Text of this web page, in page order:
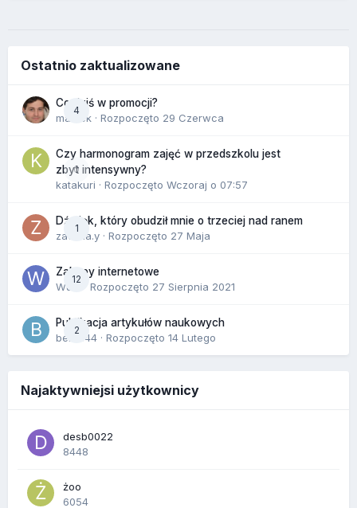
Ostatnio zaktualizowane
4
Co dziś w promocji?
maciek · Rozpoczęto 29 Czerwca
0
Czy harmonogram zajęć w przedszkolu jest
zbyt intensywny?
katakuri · Rozpoczęto Wczoraj o 07:57
1
Dźwięk, który obudził mnie o trzeciej nad ranem
zackr.a.y · Rozpoczęto 27 Maja
12
Zakupy internetowe
Wula · Rozpoczęto 27 Sierpnia 2021
2
Publikacja artykułów naukowych
berus44 · Rozpoczęto 14 Lutego
Najaktywniejsi użytkownicy
desb0022
8448
żoo
6054